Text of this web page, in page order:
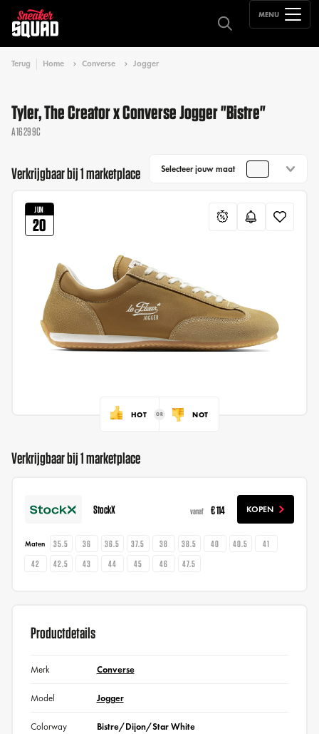
MENU
Terug Home Converse Jogger
Tyler, The Creator x Converse Jogger "Bistre"
A16299C
Verkrijgbaar bij 1 marketplace Selecteer jouw maat
JUN
20
HOT NOT
Verkrijgbaar bij 1 marketplace
StockX vanaf € 114 KOPEN
Maten 35.5 36 36.5 37.5 38 38.5 40 40.5
41
42
42.5 43 44 45 46 47.5
Productdetails
Merk Converse
Model Jogger
Colorway Bistre/Dijon/Star White